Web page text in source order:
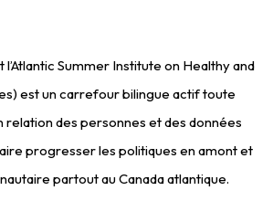
l’Atlantic Summer Institute on Healthy and
est un carrefour bilingue actif toute
relation des personnes et des données
progresser les politiques en amont et
partout au Canada atlantique.